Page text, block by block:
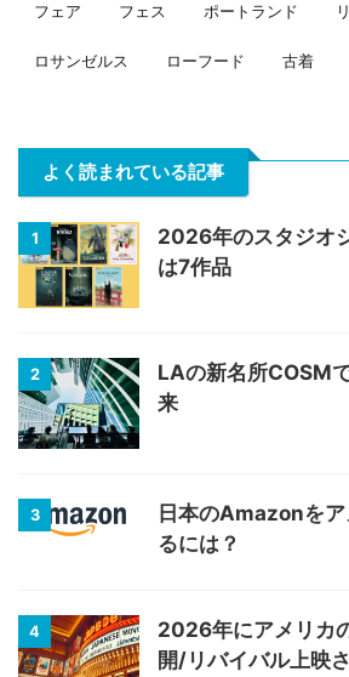
フェア フェス ポートランド
ロサンゼルス ローフード 古着
よく読まれている記事
1
2026年のスタジオ
は7作品
2
LAの新名所COSM
来
3
日本のAmazonを
るには？
4
2026年にアメリカ
開/リバイバル上映